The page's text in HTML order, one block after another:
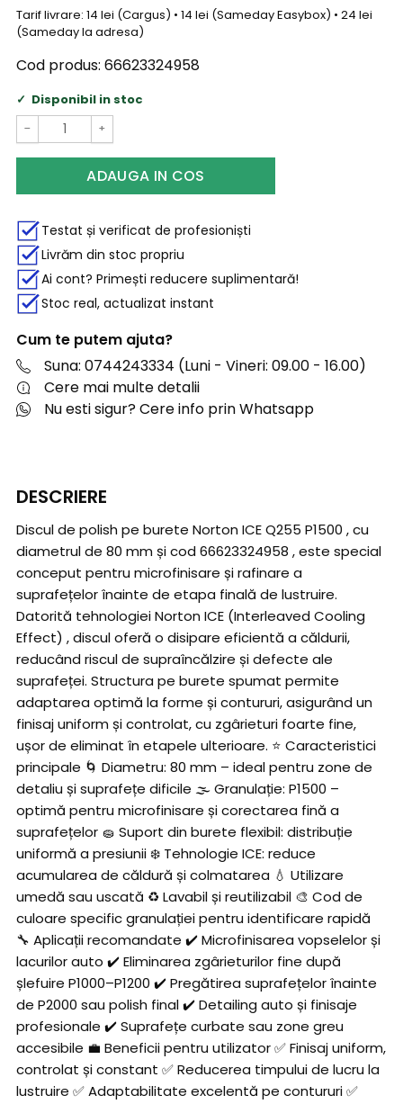
Tarif livrare: 14 lei (Cargus) • 14 lei (Sameday Easybox) • 24 lei
(Sameday la adresa)
Cod produs: 66623324958
Disponibil in stoc
− +
ADAUGA IN COS
Testat și verificat de profesioniști
Livrăm din stoc propriu
Ai cont? Primești reducere suplimentară!
Stoc real, actualizat instant
Cum te putem ajuta?
Suna: 0744243334 (Luni - Vineri: 09.00 - 16.00)
Cere mai multe detalii
Nu esti sigur? Cere info prin Whatsapp
DESCRIERE
Discul de polish pe burete Norton ICE Q255 P1500 , cu
diametrul de 80 mm și cod 66623324958 , este special
conceput pentru microfinisare și rafinare a
suprafețelor înainte de etapa finală de lustruire.
Datorită tehnologiei Norton ICE (Interleaved Cooling
Effect) , discul oferă o disipare eficientă a căldurii,
reducând riscul de supraîncălzire și defecte ale
suprafeței. Structura pe burete spumat permite
adaptarea optimă la forme și contururi, asigurând un
finisaj uniform și controlat, cu zgârieturi foarte fine,
ușor de eliminat în etapele ulterioare. ⭐ Caracteristici
principale 🌀 Diametru: 80 mm – ideal pentru zone de
detaliu și suprafețe dificile 🌫️ Granulație: P1500 –
optimă pentru microfinisare și corectarea fină a
suprafețelor 🧽 Suport din burete flexibil: distribuție
uniformă a presiunii ❄️ Tehnologie ICE: reduce
acumularea de căldură și colmatarea 💧 Utilizare
umedă sau uscată ♻️ Lavabil și reutilizabil 🎨 Cod de
culoare specific granulației pentru identificare rapidă
🔧 Aplicații recomandate ✔️ Microfinisarea vopselelor și
lacurilor auto ✔️ Eliminarea zgârieturilor fine după
șlefuire P1000–P1200 ✔️ Pregătirea suprafețelor înainte
de P2000 sau polish final ✔️ Detailing auto și finisaje
profesionale ✔️ Suprafețe curbate sau zone greu
accesibile 💼 Beneficii pentru utilizator ✅ Finisaj uniform,
controlat și constant ✅ Reducerea timpului de lucru la
lustruire ✅ Adaptabilitate excelentă pe contururi ✅